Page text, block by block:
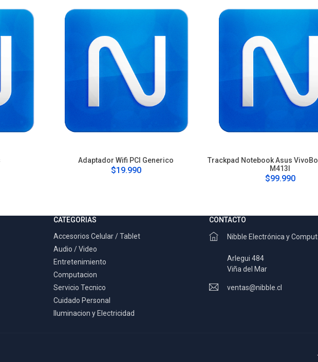
Adaptador Wifi PCI Generico
$19.990
Trackpad Notebook Asus
M413I
$99.990
CATEGORIAS
Accesorios Celular / Tablet
Audio / Video
Entretenimiento
Computacion
Servicio Tecnico
Cuidado Personal
Iluminacion y Electricidad
CONTACTO
Nibble Electrónica y
Arlegui 484
Viña del Mar
ventas@nibble.cl